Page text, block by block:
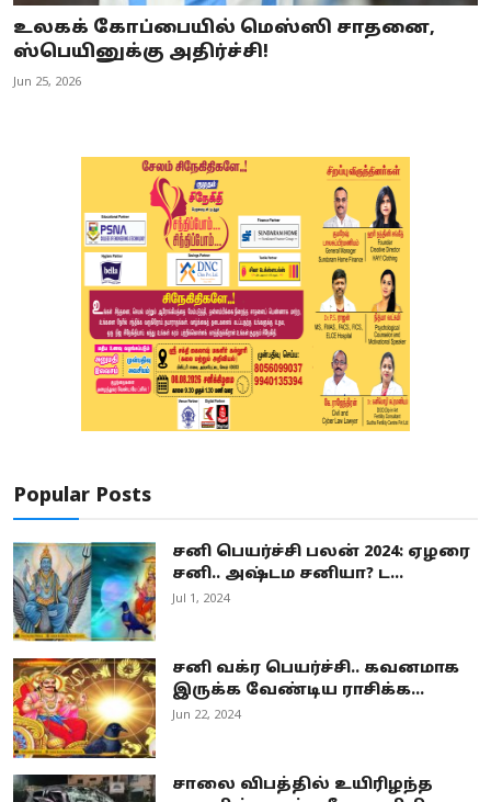
உலகக் கோப்பையில் மெஸ்ஸி சாதனை,
ஸ்பெயினுக்கு அதிர்ச்சி!
Jun 25, 2026
Popular Posts
சனி பெயர்ச்சி பலன் 2024: ஏழரை
சனி.. அஷ்டம சனியா? ட...
Jul 1, 2024
சனி வக்ர பெயர்ச்சி.. கவனமாக
இருக்க வேண்டிய ராசிக்க...
Jun 22, 2024
சாலை விபத்தில் உயிரிழந்த